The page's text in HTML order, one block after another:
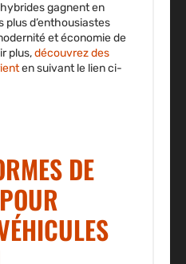
gagnent en
d’enthousiastes
et économie de
plus,découvrez des
en suivant le lien ci-
DE